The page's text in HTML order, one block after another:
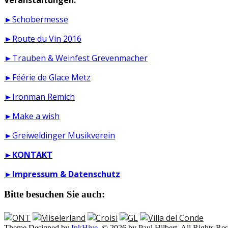
►Schobermesse
►Route du Vin 2016
►Trauben & Weinfest Grevenmacher
►Féérie de Glace Metz
►Ironman Remich
►Make a wish
►Greiweldinger Musikverein
►KONTAKT
►Impressum & Datenschutz
Bitte besuchen Sie auch: